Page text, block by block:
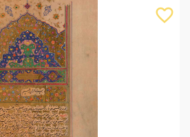
favorite_border